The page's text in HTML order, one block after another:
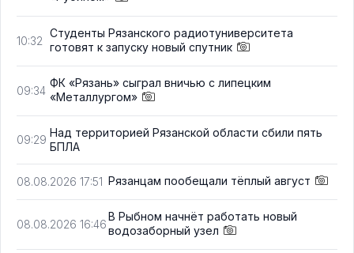
10:32
Студенты Рязанского радиотуниверситета
готовят к запуску новый спутник
09:34
ФК «Рязань» сыграл вничью с липецким
«Металлургом»
09:29
Над территорией Рязанской области сбили пять
БПЛА
08.08.2026 17:51 Рязанцам пообещали тёплый август
08.08.2026 16:46
В Рыбном начнёт работать новый
водозаборный узел